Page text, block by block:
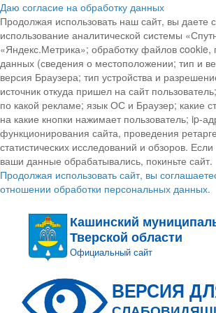
Даю согласие на обработку данных
Продолжая использовать наш сайт, вы даете
использование аналитической системы
«Яндекс.Метрика»; обработку файлов cookie,
данных (сведения о местоположении; тип и
версия Браузера; тип устройства и
источник откуда пришел на сайт
по какой рекламе; язык ОС и Браузер; какие
на какие кнопки нажимает пользователь; ip-
функционирования сайта, проведения
статистических исследований и обзоров.
ваши данные обрабатывались, покиньте сайт.
Продолжая использовать сайт, вы
отношении обработки персональных данных.